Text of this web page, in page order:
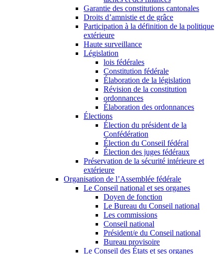
Garantie des constitutions cantonales
Droits d’amnistie et de grâce
Participation à la définition de la politique
extérieure
Haute surveillance
Législation
lois fédérales
Constitution fédérale
Élaboration de la législation
Révision de la constitution
ordonnances
Élaboration des ordonnances
Élections
Élection du président de la
Confédération
Élection du Conseil fédéral
Élection des juges fédéraux
Préservation de la sécurité intérieure et
extérieure
Organisation de l’Assemblée fédérale
Le Conseil national et ses organes
Doyen de fonction
Le Bureau du Conseil national
Les commissions
Conseil national
Président/e du Conseil national
Bureau provisoire
Le Conseil des États et ses organes